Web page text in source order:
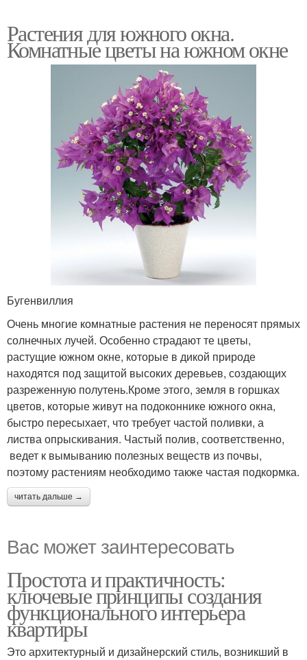
Растения для южного окна.
Комнатные цветы на южном окне
Бугенвиллия
Очень многие комнатные растения не переносят прямых
солнечных лучей. Особенно страдают те цветы,
растущие южном окне, которые в дикой природе
находятся под защитой высоких деревьев, создающих
разреженную полутень.Кроме этого, земля в горшках
цветов, которые живут на подоконнике южного окна,
быстро пересыхает, что требует частой поливки, а
листва опрыскивания. Частый полив, соответственно,
ведет к вымыванию полезных веществ из почвы,
поэтому растениям необходимо также частая подкормка.
читать дальше →
Вас может заинтересовать
Простота и практичность:
ключевые принципы создания
функционального интерьера
квартиры
Это архитектурный и дизайнерский стиль, возникший в